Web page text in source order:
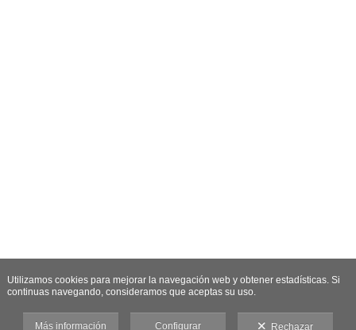
Utilizamos cookies para mejorar la navegación web y obtener estadísticas. Si
continuas navegando, consideramos que aceptas su uso.
Más información Configurar Rechazar